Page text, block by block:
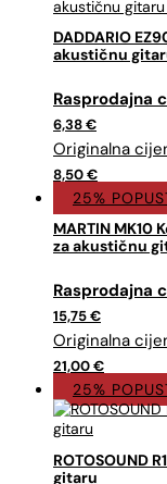
DADDARIO
akustičnu
8,50€
Izvorna
cijena
bila
je:
8,50 €.
6,38€
Trenutna
cijena
je:
6,38 €.
25%
MARTIN MK10
za akustičnu
21,00€
Izvorna
cijena
bila
je:
21,00 €.
15,75€
Trenutna
cijena
je:
15,75 €.
25%
ROTOSOUND
gitaru